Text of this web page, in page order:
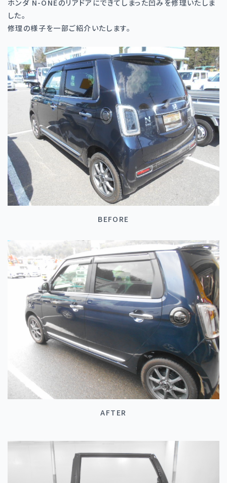
ホンダ N-ONEのリアドアにできてしまった凹みを修理いたしま
した。
修理の様子を一部ご紹介いたします。
BEFORE
AFTER